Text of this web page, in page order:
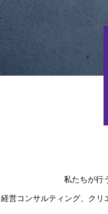
私たちが行
経営コンサルティング、クリ